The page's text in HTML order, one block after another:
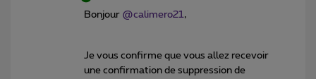
Bonjour @calimero21 ,
Je vous confirme que vous allez recevoir
une confirmation de suppression de